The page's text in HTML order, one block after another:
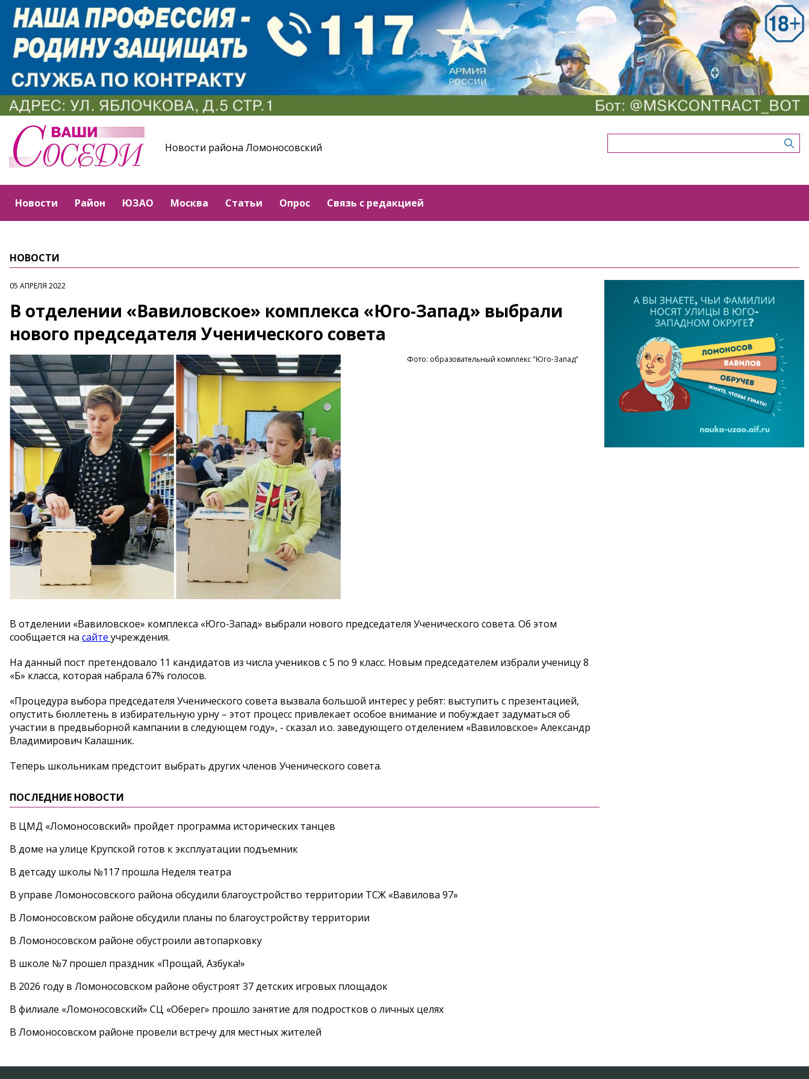
Новости района Ломоносовский
Новости Район ЮЗАО Москва Статьи Опрос Связь с редакцией
НОВОСТИ
05 АПРЕЛЯ 2022
В отделении «Вавиловское» комплекса «Юго-Запад» выбрали
нового председателя Ученического совета
Фото: образовательный комплекс "Юго-Запад"
В отделении «Вавиловское» комплекса «Юго-Запад» выбрали нового председателя Ученического совета. Об этом
сообщается на сайте учреждения.
На данный пост претендовало 11 кандидатов из числа учеников с 5 по 9 класс. Новым председателем избрали ученицу 8
«Б» класса, которая набрала 67% голосов.
«Процедура выбора председателя Ученического совета вызвала большой интерес у ребят: выступить с презентацией,
опустить бюллетень в избирательную урну – этот процесс привлекает особое внимание и побуждает задуматься об
участии в предвыборной кампании в следующем году», - сказал и.о. заведующего отделением «Вавиловское» Александр
Владимирович Калашник.
Теперь школьникам предстоит выбрать других членов Ученического совета.
ПОСЛЕДНИЕ НОВОСТИ
В ЦМД «Ломоносовский» пройдет программа исторических танцев
В доме на улице Крупской готов к эксплуатации подъемник
В детсаду школы №117 прошла Неделя театра
В управе Ломоносовского района обсудили благоустройство территории ТСЖ «Вавилова 97»
В Ломоносовском районе обсудили планы по благоустройству территории
В Ломоносовском районе обустроили автопарковку
В школе №7 прошел праздник «Прощай, Азбука!»
В 2026 году в Ломоносовском районе обустроят 37 детских игровых площадок
В филиале «Ломоносовский» СЦ «Оберег» прошло занятие для подростков о личных целях
В Ломоносовском районе провели встречу для местных жителей